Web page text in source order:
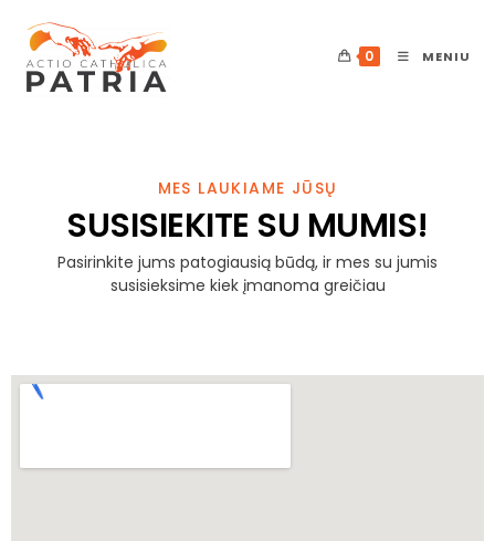
0 MENIU
MES LAUKIAME JŪSŲ
SUSISIEKITE SU MUMIS!
Pasirinkite jums patogiausią būdą, ir mes su jumis
susisieksime kiek įmanoma greičiau